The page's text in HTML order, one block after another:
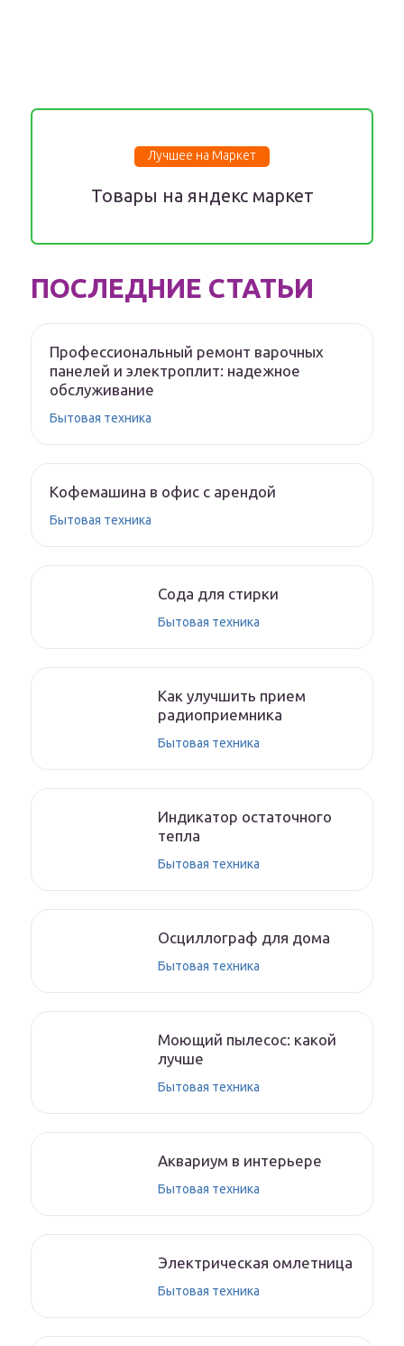
Лучшее на Маркет
Товары на яндекс маркет
ПОСЛЕДНИЕ СТАТЬИ
Профессиональный ремонт варочных
панелей и электроплит: надежное
обслуживание
Бытовая техника
Кофемашина в офис с арендой
Бытовая техника
Сода для стирки
Бытовая техника
Как улучшить прием
радиоприемника
Бытовая техника
Индикатор остаточного
тепла
Бытовая техника
Осциллограф для дома
Бытовая техника
Моющий пылесос: какой
лучше
Бытовая техника
Аквариум в интерьере
Бытовая техника
Электрическая омлетница
Бытовая техника